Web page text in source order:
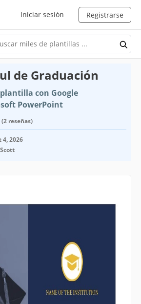
Iniciar sesión Registrarse
de Graduación
con Google
PowerPoint
(2 reseñas)
4, 2026